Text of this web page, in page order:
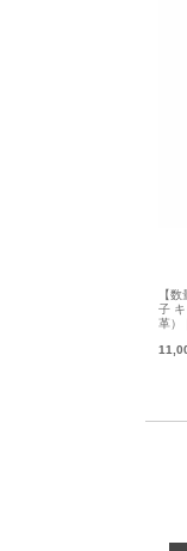
【
子
革）